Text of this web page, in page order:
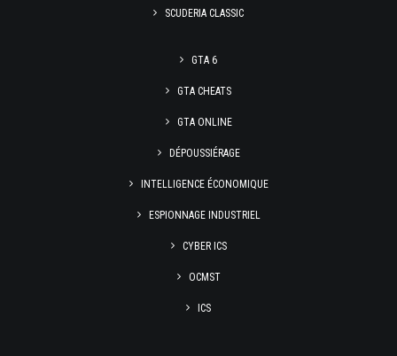
SCUDERIA CLASSIC
GTA 6
GTA CHEATS
GTA ONLINE
DÉPOUSSIÉRAGE
INTELLIGENCE ÉCONOMIQUE
ESPIONNAGE INDUSTRIEL
CYBER ICS
OCMST
ICS